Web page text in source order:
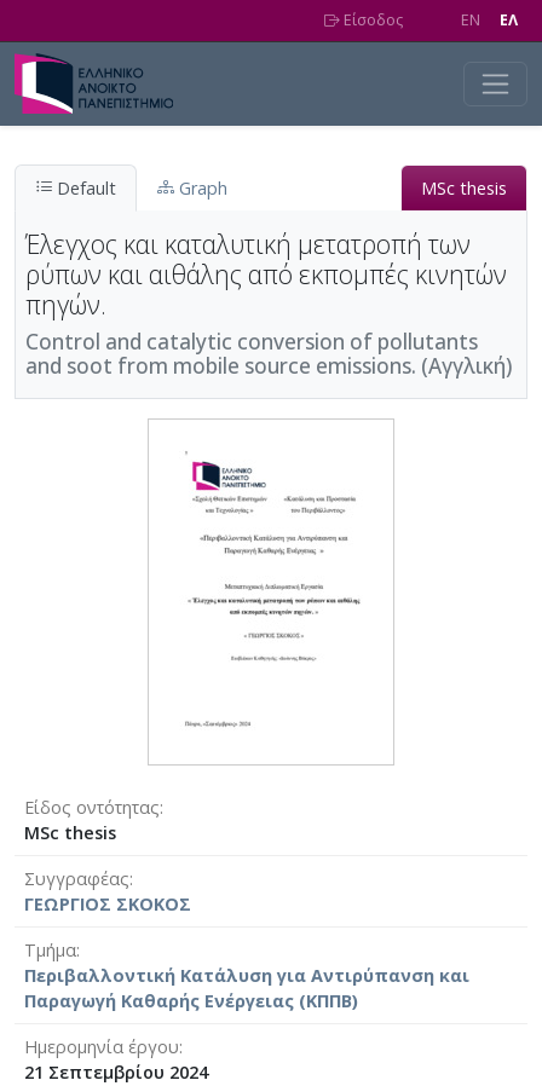
Είσοδος EN EΛ
Default Graph MSc thesis
Έλεγχος και καταλυτική μετατροπή των
ρύπων και αιθάλης από εκπομπές κινητών
πηγών.
Control and catalytic conversion of pollutants
and soot from mobile source emissions. (Αγγλική)
Είδος οντότητας
MSc thesis
Συγγραφέας
ΓΕΩΡΓΙΟΣ ΣΚΟΚΟΣ
Τμήμα
Περιβαλλοντική Κατάλυση για Αντιρύπανση και
Παραγωγή Καθαρής Ενέργειας (ΚΠΠΒ)
Ημερομηνία έργου
21 Σεπτεμβρίου 2024